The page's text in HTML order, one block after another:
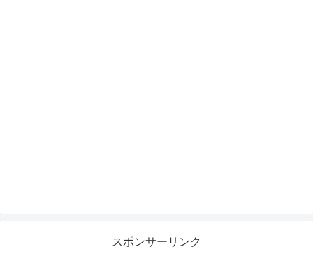
スポンサーリンク